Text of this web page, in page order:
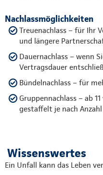
Nachlassmöglichkeiten
Treuenachlass – für Ihr
und längere
Dauernachlass – wenn
Vertragsdauer
Bündelnachlass – für
Gruppennachlass – ab
gestaffelt je nach Anzahl
Wissenswertes
Ein Unfall kann das Leben